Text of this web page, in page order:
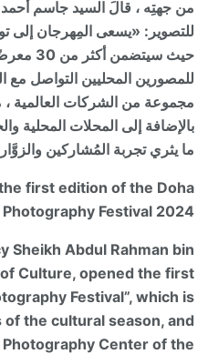
من جهتِه ، قالَ السيد جاسم أحمد
للتصوير: «يسعى المِهرجان إلى
حيث
للمصورين المحليين التواصل مع
مجموعة من الشركات العالمية ،
بالإضافة إلى المحلات المحلية
ما يثري تجربة المُشاركين
first edition of the Doha
Photography Festival 2024
Sheikh Abdul Rahman bin
Culture, opened the first
Festival”, which is
the cultural season, and
Center of the